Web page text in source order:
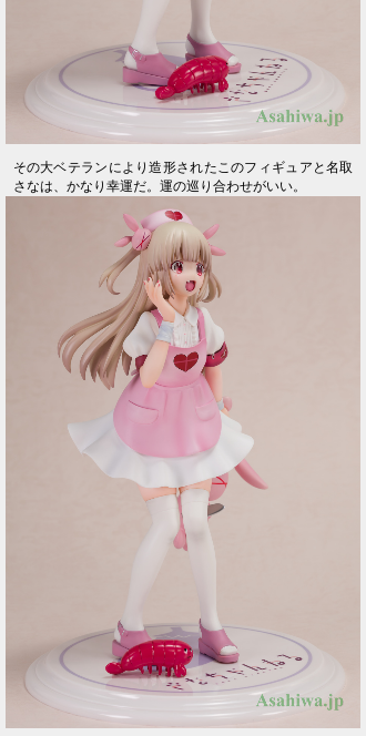
その大ベテランにより造形されたこのフィギュアと名取
さなは、かなり幸運だ。運の巡り合わせがいい。